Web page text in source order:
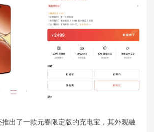
推出了一款元春限定版的充电宝，其外观融